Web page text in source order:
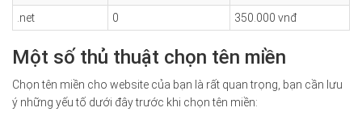
.net
0 350.000 vnđ
Một số thủ thuật chọn tên miền
Chọn tên miền cho website của bạn là rất quan trọng, bạn cần lưu
ý những yếu tố dưới đây trước khi chọn tên miền: